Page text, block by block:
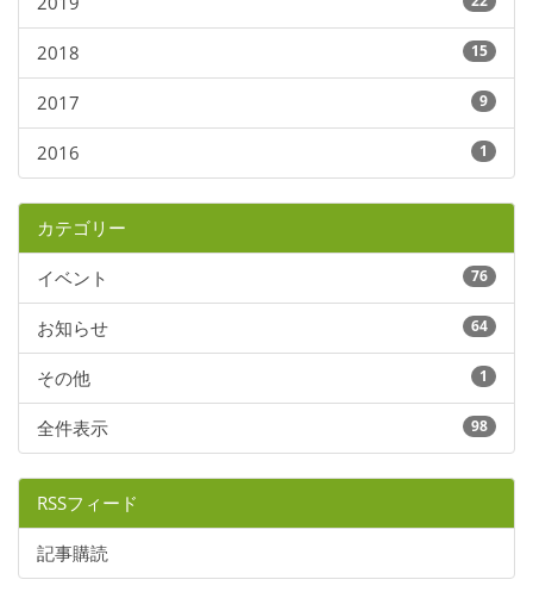
2018 15
2017 9
2016 1
カテゴリー
イベント 76
お知らせ 64
その他 1
全件表示 98
RSSフィード
記事購読